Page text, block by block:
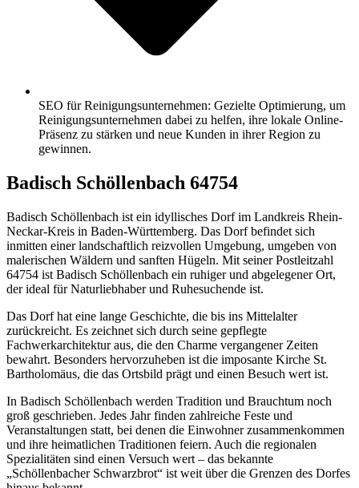
SEO für Reinigungsunternehmen: Gezielte Optimierung, um
Reinigungsunternehmen dabei zu helfen, ihre lokale Online-
Präsenz zu stärken und neue Kunden in ihrer Region zu
gewinnen.
Badisch Schöllenbach 64754
Badisch Schöllenbach ist ein idyllisches Dorf im Landkreis Rhein-
Neckar-Kreis in Baden-Württemberg. Das Dorf befindet sich
inmitten einer landschaftlich reizvollen Umgebung, umgeben von
malerischen Wäldern und sanften Hügeln. Mit seiner Postleitzahl
64754 ist Badisch Schöllenbach ein ruhiger und abgelegener Ort,
der ideal für Naturliebhaber und Ruhesuchende ist.
Das Dorf hat eine lange Geschichte, die bis ins Mittelalter
zurückreicht. Es zeichnet sich durch seine gepflegte
Fachwerkarchitektur aus, die den Charme vergangener Zeiten
bewahrt. Besonders hervorzuheben ist die imposante Kirche St.
Bartholomäus, die das Ortsbild prägt und einen Besuch wert ist.
In Badisch Schöllenbach werden Tradition und Brauchtum noch
groß geschrieben. Jedes Jahr finden zahlreiche Feste und
Veranstaltungen statt, bei denen die Einwohner zusammenkommen
und ihre heimatlichen Traditionen feiern. Auch die regionalen
Spezialitäten sind einen Versuch wert – das bekannte
„Schöllenbacher Schwarzbrot“ ist weit über die Grenzen des Dorfes